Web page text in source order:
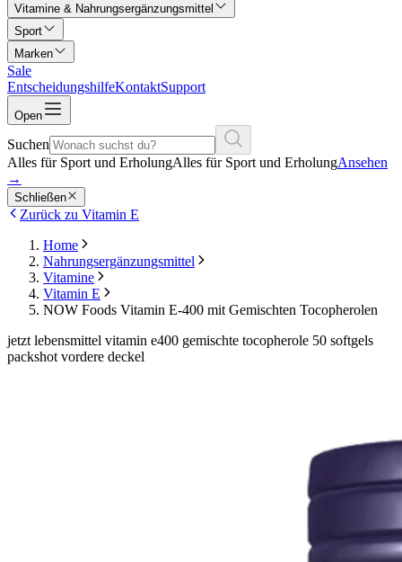
Vitamine & Nahrungsergänzungsmittel
Sport
Marken
Sale
EntscheidungshilfeKontaktSupport
Open
Suchen
Alles für Sport und ErholungAlles für Sport und ErholungAnsehen
→
Schließen
Zurück zu Vitamin E
Home
Nahrungsergänzungsmittel
Vitamine
Vitamin E
NOW Foods Vitamin E-400 mit Gemischten Tocopherolen
jetzt lebensmittel vitamin e400 gemischte tocopherole 50 softgels
packshot vordere deckel